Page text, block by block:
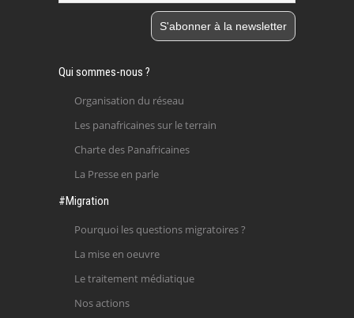
Qui sommes-nous ?
Organisation du réseau
Les panafricaines sur le terrain
Charte des Panafricaines
La Presse en parle
#Migration
Pourquoi les questions migratoires ?
La mise en oeuvre
Le traitement médiatique
Nos actions